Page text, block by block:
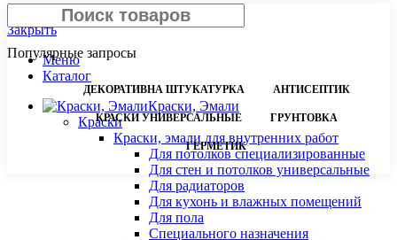
Популярные запросы
ДЕКОРАТИВНА ШТУКАТУРКА АНТИСЕПТИК
КРАСКИ УНИВЕРСАЛЬНЫЕ ГРУНТОВКА
ГЕРМЕТИК
Поиск
Закрыть
Меню
Каталог
Краски, Эмали
Краски
Краски, эмали для внутренних работ
Для потолков специализированные
Для стен и потолков универсальные
Для радиаторов
Для кухонь и влажных помещений
Для пола
Специального назначения